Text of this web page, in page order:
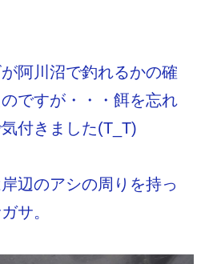
阿川沼で釣れるかの確
ですが・・・餌を忘れ
付きました(T_T)
辺のアシの周りを持っ
サ。